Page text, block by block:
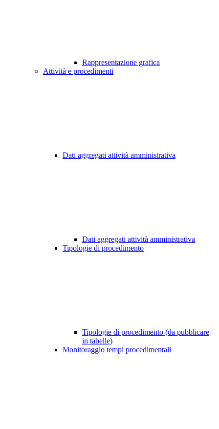
Rappresentazione grafica
Attività e procedimenti
Dati aggregati attività amministrativa
Dati aggregati attività amministrativa
Tipologie di procedimento
Tipologie di procedimento (da pubblicare
in tabelle)
Monitoraggio tempi procedimentali